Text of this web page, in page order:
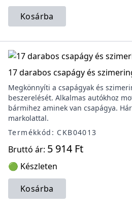
Kosárba
17 darabos csapágy és
Megkönnyíti a csapágyak és
beszerelését. Alkalmas autókhoz
bármihez aminek van csapágya.
markolattal.
Termékkód: CKB04013
Bruttó ár: 5 914 Ft
🟢 Készleten
Kosárba